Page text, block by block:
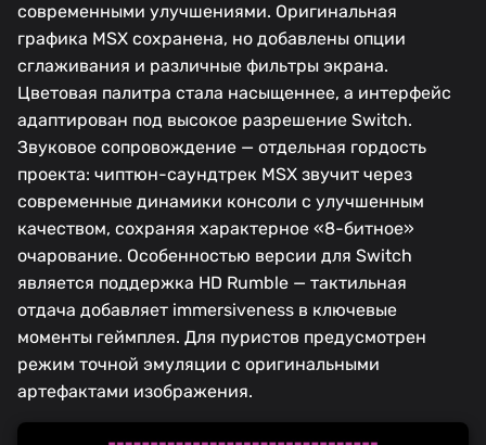
современными улучшениями. Оригинальная
графика MSX сохранена, но добавлены опции
сглаживания и различные фильтры экрана.
Цветовая палитра стала насыщеннее, а интерфейс
адаптирован под высокое разрешение Switch.
Звуковое сопровождение — отдельная гордость
проекта: чиптюн-саундтрек MSX звучит через
современные динамики консоли с улучшенным
качеством, сохраняя характерное «8-битное»
очарование. Особенностью версии для Switch
является поддержка HD Rumble — тактильная
отдача добавляет immersiveness в ключевые
моменты геймплея. Для пуристов предусмотрен
режим точной эмуляции с оригинальными
артефактами изображения.